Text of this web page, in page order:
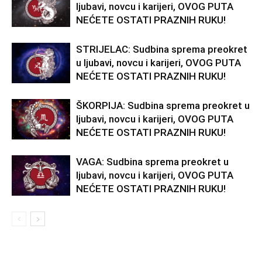
ljubavi, novcu i karijeri, OVOG PUTA
NEĆETE OSTATI PRAZNIH RUKU!
STRIJELAC: Sudbina sprema preokret
u ljubavi, novcu i karijeri, OVOG PUTA
NEĆETE OSTATI PRAZNIH RUKU!
ŠKORPIJA: Sudbina sprema preokret u
ljubavi, novcu i karijeri, OVOG PUTA
NEĆETE OSTATI PRAZNIH RUKU!
VAGA: Sudbina sprema preokret u
ljubavi, novcu i karijeri, OVOG PUTA
NEĆETE OSTATI PRAZNIH RUKU!